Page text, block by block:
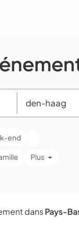
end
Plus
dansPays-